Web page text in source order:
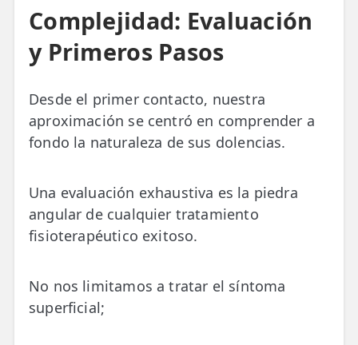
Complejidad: Evaluación
y Primeros Pasos
Desde el primer contacto, nuestra
aproximación se centró en comprender a
fondo la naturaleza de sus dolencias.
Una evaluación exhaustiva es la piedra
angular de cualquier tratamiento
fisioterapéutico exitoso.
No nos limitamos a tratar el síntoma
superficial;